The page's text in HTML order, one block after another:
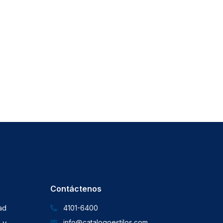
Contáctenos
4101-6400